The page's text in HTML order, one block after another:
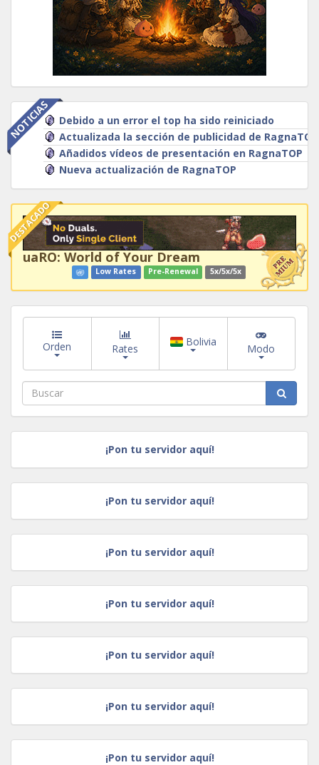
NOTICIAS
Debido a un error el top ha sido reiniciado
Actualizada la sección de publicidad de RagnaTOP
Añadidos vídeos de presentación en RagnaTOP
Nueva actualización de RagnaTOP
DESTACADO
uaRO: World of Your Dream
Low Rates Pre-Renewal 5x/5x/5x
Orden Rates
Bolivia
Modo
¡Pon tu servidor aquí!
¡Pon tu servidor aquí!
¡Pon tu servidor aquí!
¡Pon tu servidor aquí!
¡Pon tu servidor aquí!
¡Pon tu servidor aquí!
¡Pon tu servidor aquí!